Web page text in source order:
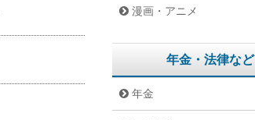
漫画・アニメ
年金・法律など
年金